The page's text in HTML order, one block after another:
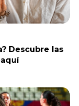
Descubre las